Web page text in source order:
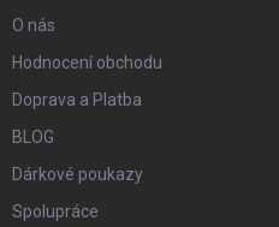
O nás
Hodnocení obchodu
Doprava a Platba
BLOG
Dárkové poukazy
Spolupráce